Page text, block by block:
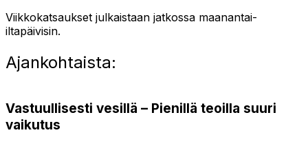
Viikkokatsaukset julkaistaan jatkossa maanantai-
iltapäivisin.
Ajankohtaista:
Vastuullisesti vesillä – Pienillä teoilla suuri
vaikutus